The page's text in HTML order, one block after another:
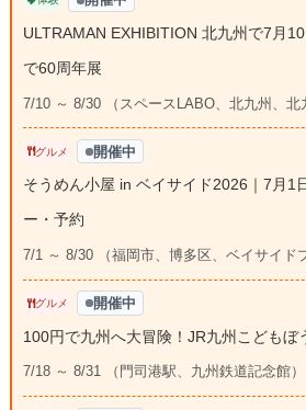
ULTRAMAN EXHIBITION 北九州で7月
で60周年展
7/10 ～ 8/30 （スペースLABO、北九州、北
グルメ 開催中
そうめん小屋 in ベイサイド2026｜7月1
ー・予約
7/1 ～ 8/30 （福岡市、博多区、ベイサイド
グルメ 開催中
100円で九州へ大冒険！JR九州こどもぼ
7/18 ～ 8/31 （門司港駅、九州鉄道記念館）